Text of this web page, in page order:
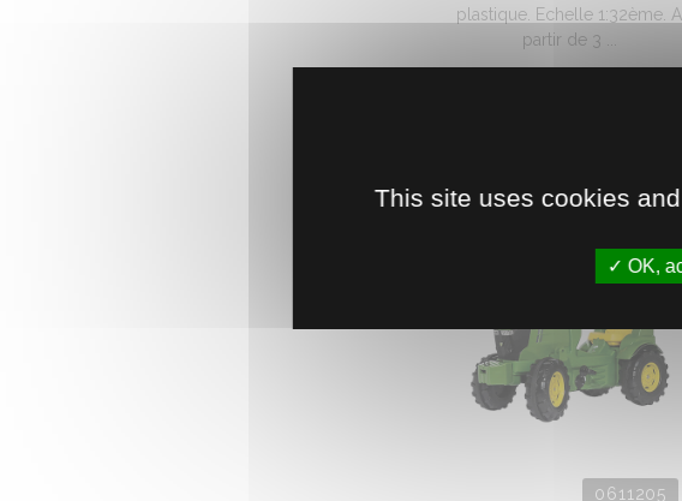
plastique. Echelle 1:32ème. A
partir de 3 ...
0611205
This site uses cookies
OK,